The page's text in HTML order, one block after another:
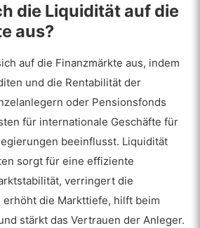
die Liquidität auf die
aus?
auf die Finanzmärkte aus, indem
und die Rentabilität der
oder Pensionsfonds
für internationale Geschäfte für
beeinflusst. Liquidität
sorgt für eine effiziente
verringert die
erhöht die Markttiefe, hilft beim
stärkt das Vertrauen der Anleger.